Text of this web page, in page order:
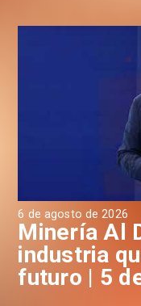
6 de agosto de 2026
Minería Al
industria
futuro | 5